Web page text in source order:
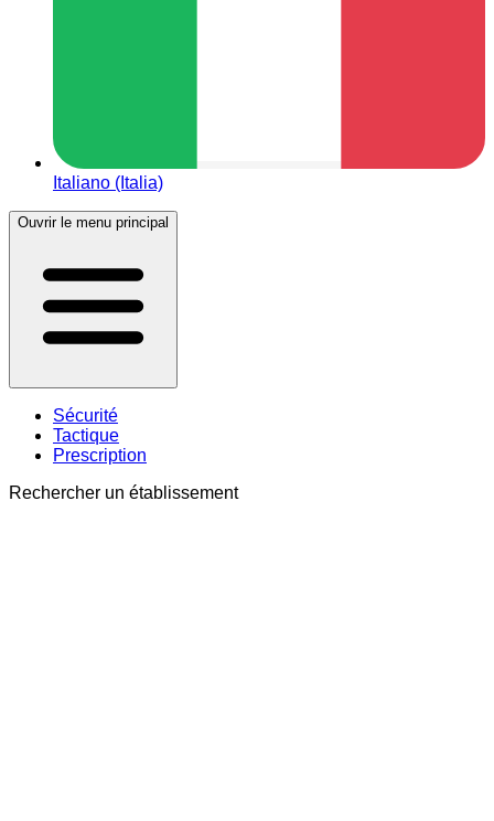
Italiano (Italia)
Ouvrir le menu principal
Sécurité
Tactique
Prescription
Rechercher un établissement